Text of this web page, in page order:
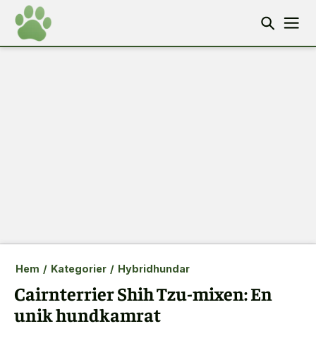
Hem / Kategorier / Hybridhundar
Cairnterrier Shih Tzu-mixen: En
unik hundkamrat